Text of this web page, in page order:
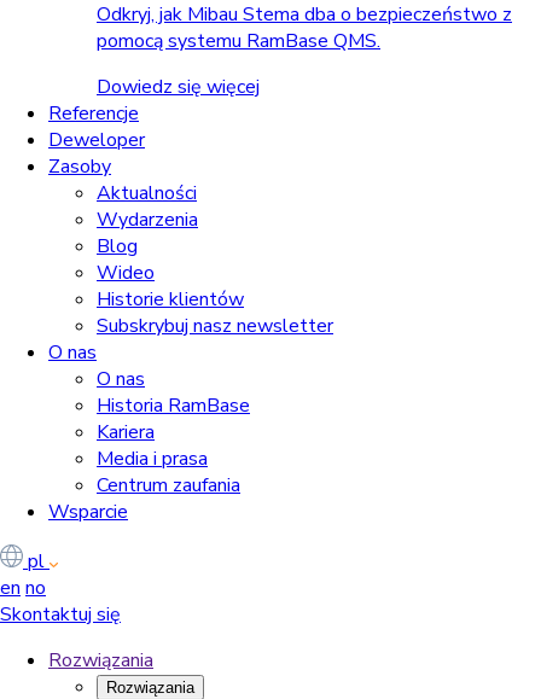
Odkryj, jak Mibau Stema dba o bezpieczeństwo z
pomocą systemu RamBase QMS.
Dowiedz się więcej
Referencje
Deweloper
Zasoby
Aktualności
Wydarzenia
Blog
Wideo
Historie klientów
Subskrybuj nasz newsletter
O nas
O nas
Historia RamBase
Kariera
Media i prasa
Centrum zaufania
Wsparcie
pl
en no
Skontaktuj się
Rozwiązania
Rozwiązania